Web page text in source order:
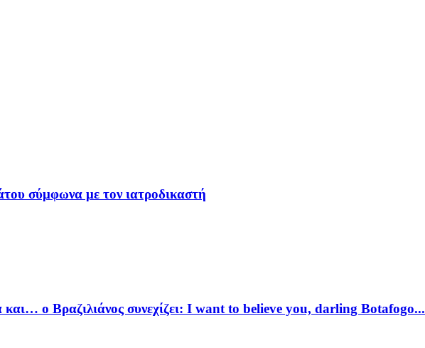
σύμφωνα με τον ιατροδικαστή
και… ο Βραζιλιάνος συνεχίζει: I want to believe you, darling Botafogo...